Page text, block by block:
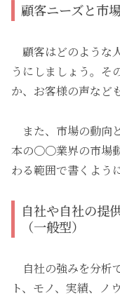
顧客ニーズと市
顧客はどのような
うにしましょう。そ
か、お客様の声など
また、市場の動向
本の〇〇業界の市場
わる範囲で書くよう
自社や自社の提
（一般型）
自社の強みを分析
ト、モノ、実績、ノ